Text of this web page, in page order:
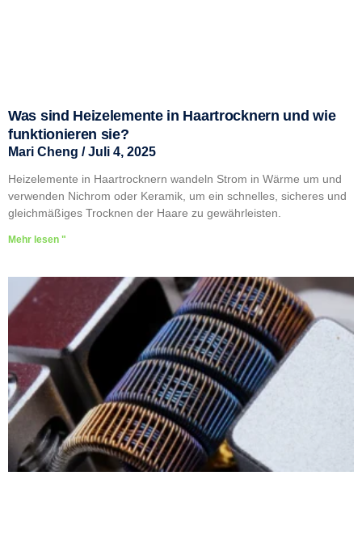
Was sind Heizelemente in Haartrocknern und wie
funktionieren sie?
Mari Cheng Juli 4, 2025
Heizelemente in Haartrocknern wandeln Strom in Wärme um und
verwenden Nichrom oder Keramik, um ein schnelles, sicheres und
gleichmäßiges Trocknen der Haare zu gewährleisten.
Mehr lesen "